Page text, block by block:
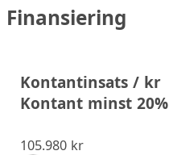
Finansiering
Kontantinsats / kr
Kontant minst 20%
105.980 kr